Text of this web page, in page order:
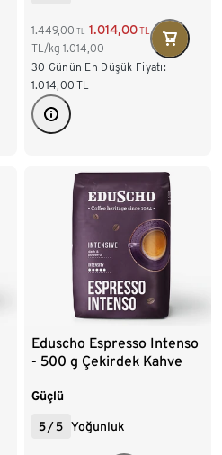
1.449,00 TL 1.014,00TL
TL/kg 1.014,00
30 Günün En Düşük Fiyatı:
1.014,00 TL
Eduscho Espresso Intenso
- 500 g Çekirdek Kahve
Güçlü
5/5 Yoğunluk